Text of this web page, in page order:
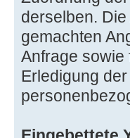
derselben.
gemachten
Anfrage sowie
Erledigung